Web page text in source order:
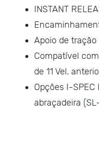
INSTANT
Apoio de
Compatível
de 11 Vel.
Opções I-
abraçadeira